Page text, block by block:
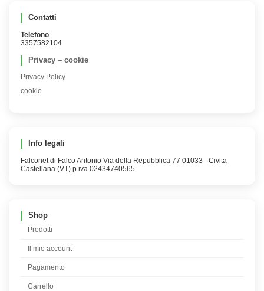
Contatti
Telefono
3357582104
Privacy – cookie
Privacy Policy
cookie
Info legali
Falconet di Falco Antonio Via della Repubblica 77 01033 - Civita
Castellana (VT) p.iva 02434740565
Shop
Prodotti
Il mio account
Pagamento
Carrello